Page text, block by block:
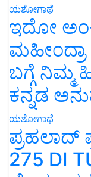
ಯಶೋಗಾಥೆ
ಇದೋ
ಮಹೀಂದ್ರಾ
ಬಗ್ಗೆ ನಿಮ್ಮ
ಕನ್ನಡ
ಯಶೋಗಾಥೆ
ಪ್ರಹಲಾದ್
275 DI